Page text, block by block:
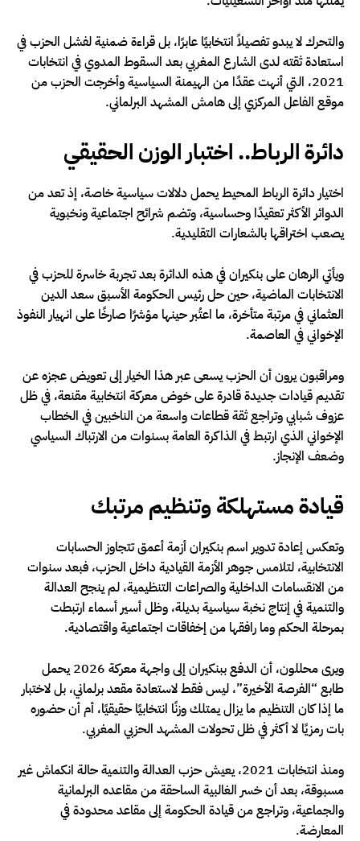
والتحرك لا يبدو تفصيلاً انتخابيًا عابرًا، بل قراءة ضمنية لفشل الحزب في
استعادة ثقته لدى الشارع المغربي بعد السقوط المدوي في انتخابات
2021، التي أنهت عقدًا من الهيمنة السياسية وأخرجت الحزب من
موقع الفاعل المركزي إلى هامش المشهد البرلماني.
دائرة الرباط.. اختبار الوزن الحقيقي
اختيار دائرة الرباط المحيط يحمل دلالات سياسية خاصة، إذ تعد من
الدوائر الأكثر تعقيدًا وحساسية، وتضم شرائح اجتماعية ونخبوية
يصعب اختراقها بالشعارات التقليدية.
ويأتي الرهان على بنكيران في هذه الدائرة بعد تجربة خاسرة للحزب في
الانتخابات الماضية، حين حل رئيس الحكومة الأسبق سعد الدين
العثماني في مرتبة متأخرة، ما اعتُبر حينها مؤشرًا صارخًا على انهيار النفوذ
الإخواني في العاصمة.
ومراقبون يرون أن الحزب يسعى عبر هذا الخيار إلى تعويض عجزه عن
تقديم قيادات جديدة قادرة على خوض معركة انتخابية مقنعة، في ظل
عزوف شبابي وتراجع ثقة قطاعات واسعة من الناخبين في الخطاب
الإخواني الذي ارتبط في الذاكرة العامة بسنوات من الارتباك السياسي
وضعف الإنجاز.
قيادة مستهلكة وتنظيم مرتبك
وتعكس إعادة تدوير اسم بنكيران أزمة أعمق تتجاوز الحسابات
الانتخابية، لتلامس جوهر الأزمة القيادية داخل الحزب، فبعد سنوات
من الانقسامات الداخلية والصراعات التنظيمية، لم ينجح العدالة
والتنمية في إنتاج نخبة سياسية بديلة، وظل أسير أسماء ارتبطت
بمرحلة الحكم وما رافقها من إخفاقات اجتماعية واقتصادية.
ويرى محللون، أن الدفع ببنكيران إلى واجهة معركة 2026 يحمل
طابع “الفرصة الأخيرة”، ليس فقط لاستعادة مقعد برلماني، بل لاختبار
ما إذا كان التنظيم ما يزال يمتلك وزنًا انتخابيًا حقيقيًا، أم أن حضوره
بات رمزيًا لا أكثر في ظل تحولات المشهد الحزبي المغربي.
ومنذ انتخابات 2021، يعيش حزب العدالة والتنمية حالة انكماش غير
مسبوقة، بعد أن خسر الغالبية الساحقة من مقاعده البرلمانية
والجماعية، وتراجع من قيادة الحكومة إلى مقاعد محدودة في
المعارضة.